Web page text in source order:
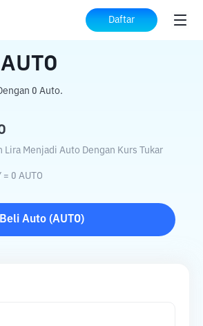
Daftar
Kripto ke AUTO
AUTO
0 Auto.
Lira Menjadi Auto Dengan Kurs Tukar
= 0 AUTO
Beli Auto(AUTO)